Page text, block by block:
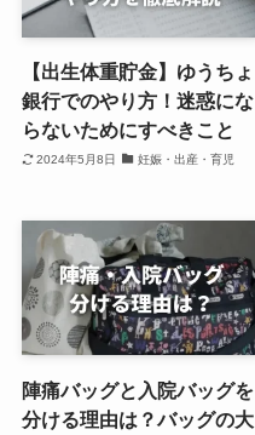
【出生体重貯金】ゆうちょ
銀行でのやり方！迷惑にな
らないためにすべきこと
2024年5月8日 妊娠・出産・育児
陣痛バッグと入院バッグを
分ける理由は？バッグの大